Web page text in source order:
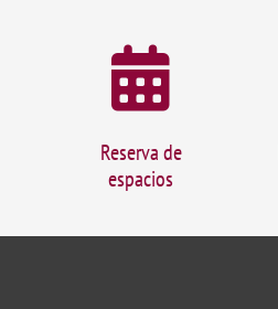
Reserva de
espacios